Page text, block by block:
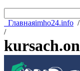
Главнаяimho24.info /
/